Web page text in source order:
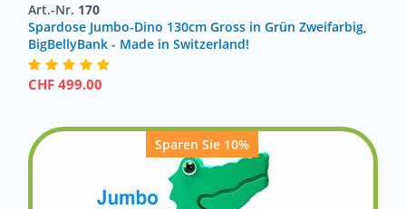
Art.-Nr. 170
Spardose Jumbo-Dino 130cm Gross in Grün Zweifarbig,
BigBellyBank - Made in Switzerland!
CHF 499.00
Sparen Sie 10%